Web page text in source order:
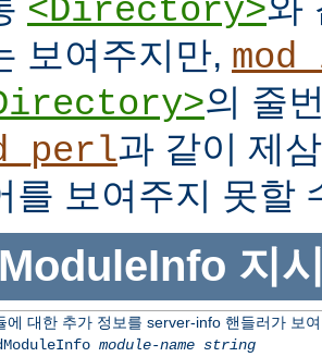
<Directory>
보여주지만,
의 줄
과 같이 제
를 보여주지 못할
지
에 대한 추가 정보를 server-info 핸들러가 보
module-name string